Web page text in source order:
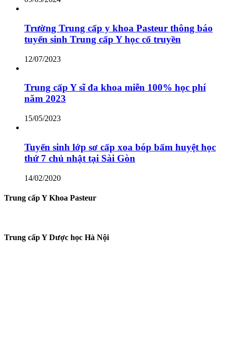
Trường Trung cấp y khoa Pasteur thông báo
tuyển sinh Trung cấp Y học cổ truyền
12/07/2023
Trung cấp Y sĩ đa khoa miễn 100% học phí
năm 2023
15/05/2023
Tuyển sinh lớp sơ cấp xoa bóp bấm huyệt học
thứ 7 chủ nhật tại Sài Gòn
14/02/2020
Trung cấp Y Khoa Pasteur
Trung cấp Y Dược học Hà Nội